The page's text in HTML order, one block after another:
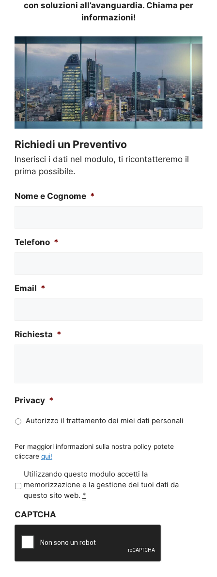
con soluzioni all’avanguardia. Chiama per
informazioni!
Richiedi un Preventivo
Inserisci i dati nel modulo, ti ricontatteremo il
prima possibile.
Nome e Cognome *
Telefono *
Email *
Richiesta *
Privacy *
Autorizzo il trattamento dei miei dati personali
Per maggiori informazioni sulla nostra policy potete
cliccare qui!
r
a
c
*
Utilizzando questo modulo accetti la
memorizzazione e la gestione dei tuoi dati da
questo sito web. *
CAPTCHA